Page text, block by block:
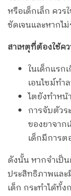
หรือเด็กเล็ก คว
ชัดเจนและหากไ
สาเหตุที่ต้องใช้ค
ในเด็กแร
เอนไซม์ทำ
ไตยังทำห
การจับตัวร
ของยาจาก
เด็กมีการ
ดังนั้น หากจำเป็
ประสิทธิภาพและ
เด็ก กระทำได้ทั้